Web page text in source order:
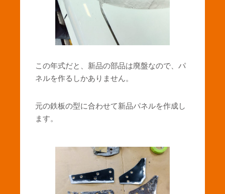
この年式だと、新品の部品は廃盤なので、パ
ネルを作るしかありません。
元の鉄板の型に合わせて新品パネルを作成し
ます。